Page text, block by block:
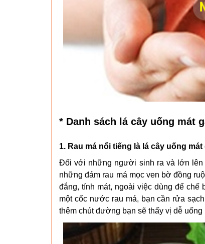
* Danh sách lá cây uống mát
1. Rau má nổi tiếng là lá cây uống mát
Đối với những người sinh ra và lớn lên
những đám rau má mọc ven bờ đồng
đắng, tính mát, ngoài việc dùng để
một cốc nước rau má, bạn cần rửa
thêm chút đường bạn sẽ thấy vị dễ